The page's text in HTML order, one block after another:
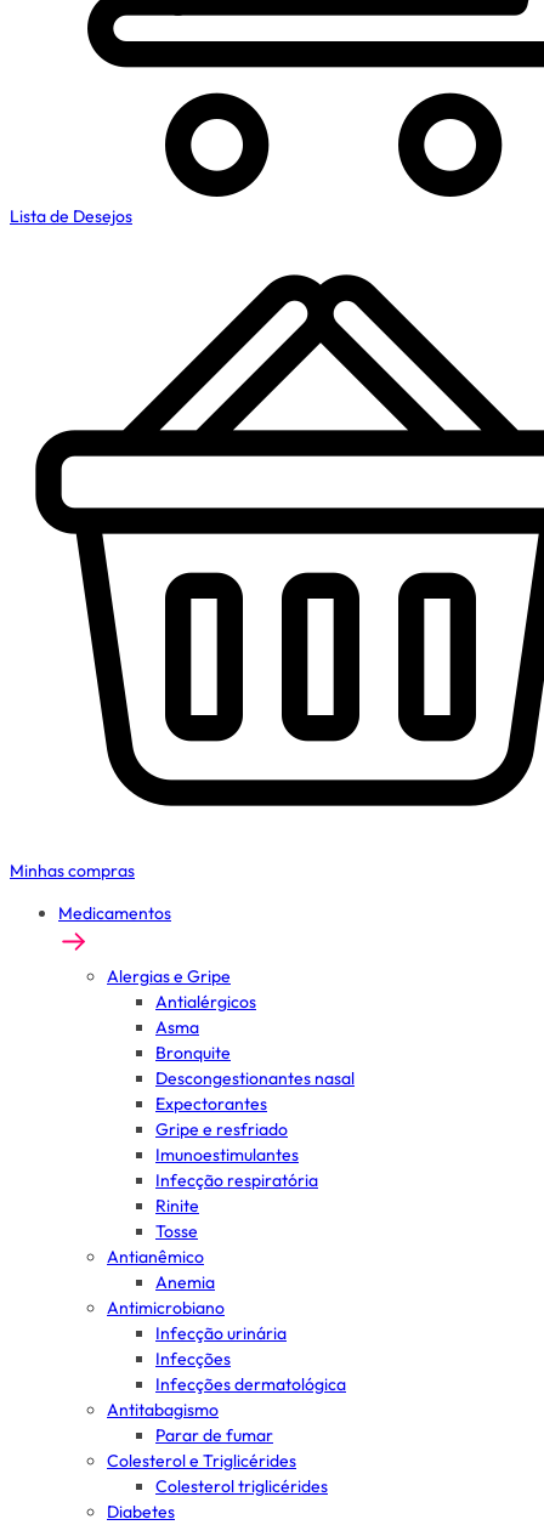
Lista de Desejos
Minhas compras
Medicamentos
Alergias e Gripe
Antialérgicos
Asma
Bronquite
Descongestionantes nasal
Expectorantes
Gripe e resfriado
Imunoestimulantes
Infecção respiratória
Rinite
Tosse
Antianêmico
Anemia
Antimicrobiano
Infecção urinária
Infecções
Infecções dermatológica
Antitabagismo
Parar de fumar
Colesterol e Triglicérides
Colesterol triglicérides
Diabetes